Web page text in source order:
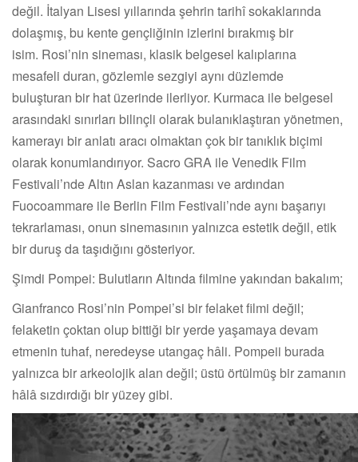
değil. İtalyan Lisesi yıllarında şehrin tarihî sokaklarında
dolaşmış, bu kente gençliğinin izlerini bırakmış bir
isim. Rosi’nin sineması, klasik belgesel kalıplarına
mesafeli duran, gözlemle sezgiyi aynı düzlemde
buluşturan bir hat üzerinde ilerliyor. Kurmaca ile belgesel
arasındaki sınırları bilinçli olarak bulanıklaştıran yönetmen,
kamerayı bir anlatı aracı olmaktan çok bir tanıklık biçimi
olarak konumlandırıyor. Sacro GRA ile Venedik Film
Festivali’nde Altın Aslan kazanması ve ardından
Fuocoammare ile Berlin Film Festivali’nde aynı başarıyı
tekrarlaması, onun sinemasının yalnızca estetik değil, etik
bir duruş da taşıdığını gösteriyor.
Şimdi Pompei: Bulutların Altında filmine yakından bakalım;
Gianfranco Rosi’nin Pompei’si bir felaket filmi değil;
felaketin çoktan olup bittiği bir yerde yaşamaya devam
etmenin tuhaf, neredeyse utangaç hâli. Pompeii burada
yalnızca bir arkeolojik alan değil; üstü örtülmüş bir zamanın
hâlâ sızdırdığı bir yüzey gibi.